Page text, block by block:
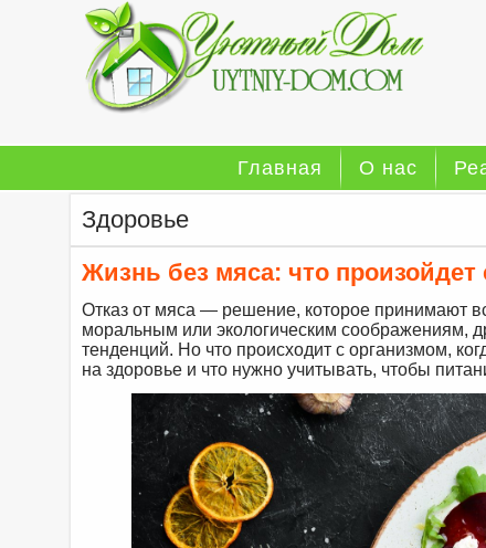
Главная О нас
Здоровье
Жизнь без мяса: что произойдет
Отказ от мяса — решение, которое принимают
моральным или экологическим соображениям,
тенденций. Но что происходит с организмом,
на здоровье и что нужно учитывать, чтобы